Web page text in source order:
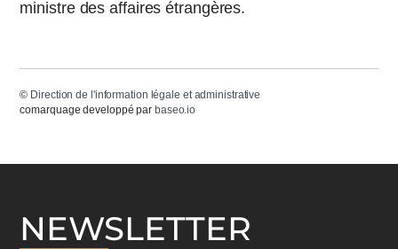
ministre des affaires étrangères.
© Direction de l'information légale et administrative
comarquage developpé par baseo.io
NEWSLETTER